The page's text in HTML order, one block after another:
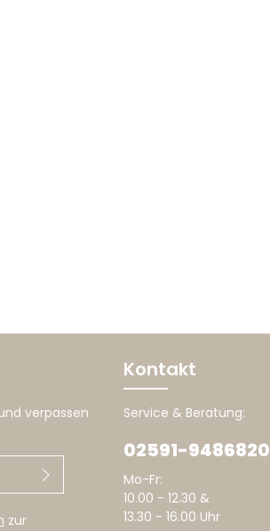
verpassen
zur
Kontakt
Service & Beratung:
02591-9486820
Mo-Fr:
10.00 - 12.30 &
13.30 - 16.00 Uhr